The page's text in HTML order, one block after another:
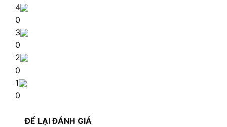
4
0
3
0
2
0
1
0
ĐỂ LẠI ĐÁNH GIÁ